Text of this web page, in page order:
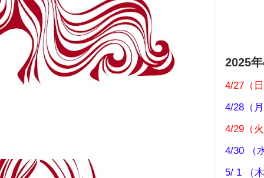
2025
4/27（
4/28（
4/29（
4/30 （
5/ 1 （